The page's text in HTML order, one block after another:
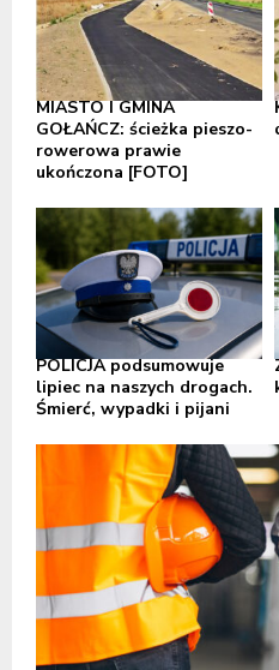
MIASTO I GMINA
GOŁAŃCZ: ścieżka pieszo-
rowerowa prawie
ukończona [FOTO]
POLICJA podsumowuje
lipiec na naszych drogach.
Śmierć, wypadki i pijani